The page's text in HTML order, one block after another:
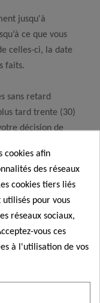
jusqu'à
ce que vous
celles-ci, la date
faits.
sans retard
tard trente (30)
décision de
suivante :
sont
cookies afin
des réseaux
cookies tiers liés
pour vous
réseaux sociaux,
vous ces
à l'utilisation de vos